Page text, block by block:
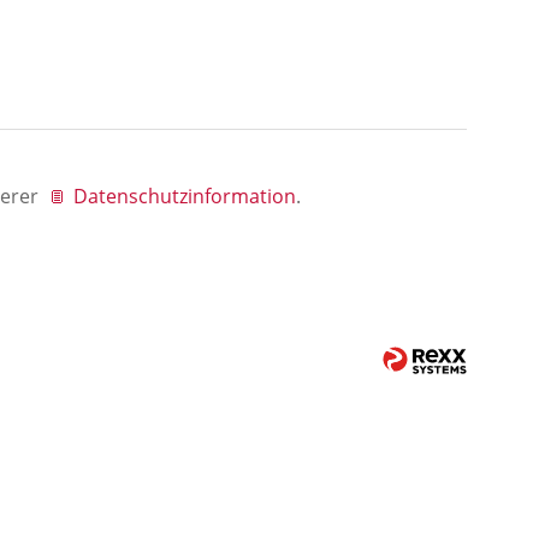
Datenschutzinformation.